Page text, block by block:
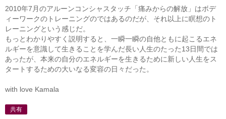
2010年7月のアルーンコンシャスタッチ「痛みからの解放」はボデ
ィーワークのトレーニングのではあるのだが、それ以上に瞑想のト
レーニングという感じだ。
もっとわかりやすく説明すると、一瞬一瞬の自他ともに起こるエネ
ルギーを意識して生きることを学んだ長い人生のたった13日間では
あったが、本来の自分のエネルギーを生きるために新しい人生をス
タートするための大いなる変容の日々だった。
with love Kamala
共有